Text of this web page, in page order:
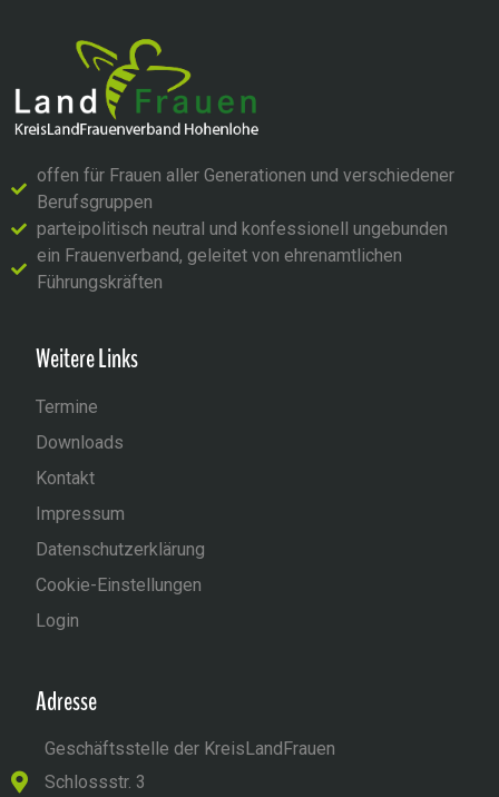
offen für Frauen aller Generationen und verschiedener
Berufsgruppen
parteipolitisch neutral und konfessionell ungebunden
ein Frauenverband, geleitet von ehrenamtlichen
Führungskräften
Weitere Links
Termine
Downloads
Kontakt
Impressum
Datenschutzerklärung
Cookie-Einstellungen
Login
Adresse
Geschäftsstelle der KreisLandFrauen
Schlossstr. 3